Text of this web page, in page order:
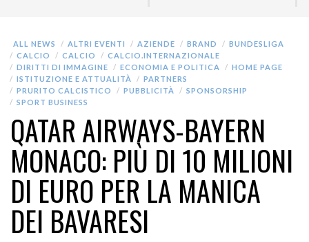
ALL NEWS ALTRI EVENTI AZIENDE BRAND
BUNDESLIGA
CALCIO
CALCIO
CALCIO.INTERNAZIONALE
DIRITTI DI IMMAGINE
ECONOMIA E POLITICA
HOME PAGE
ISTITUZIONE E ATTUALITÀ
PARTNERS
PRURITO CALCISTICO
PUBBLICITÀ
SPONSORSHIP
SPORT BUSINESS
QATAR AIRWAYS-BAYERN
MONACO: PIÙ DI 10 MILIONI
DI EURO PER LA MANICA
DEI BAVARESI